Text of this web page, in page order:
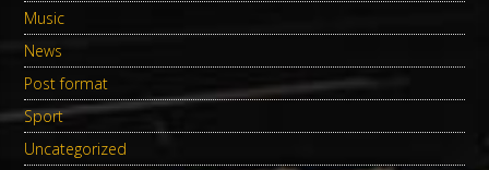
Music
News
Post format
Sport
Uncategorized